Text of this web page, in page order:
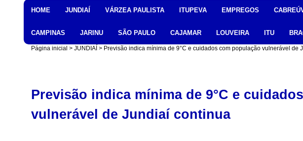
HOME JUNDIAÍ VÁRZEA PAULISTA ITUPEVA EMPREGOS
CAMPINAS JARINU SÃO PAULO CAJAMAR LOUVEIRA ITU
Página inicial JUNDIAÍ Previsão indica mínima de 9°C e cuidados com população vulnerável de
Previsão indica mínima de 9°C e
vulnerável de Jundiaí continua